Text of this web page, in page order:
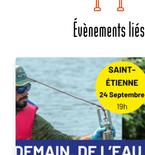
Évènements liés